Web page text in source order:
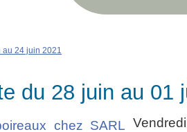
au 24 juin 2021
du 28 juin au 01